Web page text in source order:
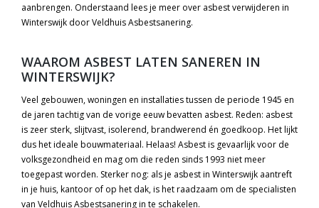
aanbrengen. Onderstaand lees je meer over asbest verwijderen in
Winterswijk door Veldhuis Asbestsanering.
WAAROM ASBEST LATEN SANEREN IN
WINTERSWIJK?
Veel gebouwen, woningen en installaties tussen de periode 1945 en
de jaren tachtig van de vorige eeuw bevatten asbest. Reden: asbest
is zeer sterk, slijtvast, isolerend, brandwerend én goedkoop. Het lijkt
dus het ideale bouwmateriaal. Helaas! Asbest is gevaarlijk voor de
volksgezondheid en mag om die reden sinds 1993 niet meer
toegepast worden. Sterker nog: als je asbest in Winterswijk aantreft
in je huis, kantoor of op het dak, is het raadzaam om de specialisten
van Veldhuis Asbestsanering in te schakelen.